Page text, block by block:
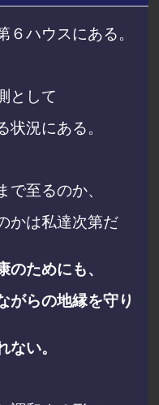
６ハウスにある。
として
状況にある。
で至るのか、
かは私達次第だ
のためにも、
がらの地縁を守り
ない。